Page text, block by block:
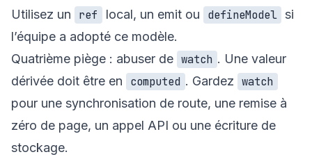
Utilisez un
ref local, un emit ou defineModel si
l’équipe a adopté ce modèle.
Quatrième piège : abuser de watch . Une valeur
dérivée doit être en
computed . Gardez watch
pour une synchronisation de route, une remise à
zéro de page, un appel API ou une écriture de
stockage.